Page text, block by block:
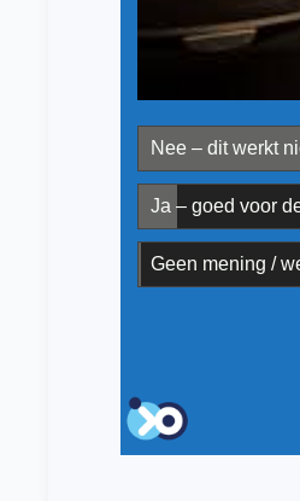
Nee – dit werkt
Ja – goed voor
Geen mening /